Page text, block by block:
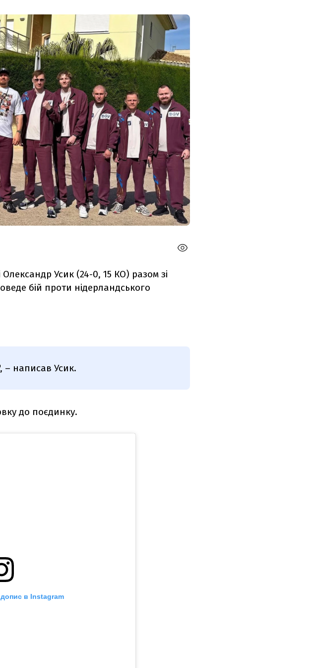
Олександр Усик (24-0, 15 КО) разом зі
бій проти нідерландського
– написав Усик.
до поєдинку.
в Instagram